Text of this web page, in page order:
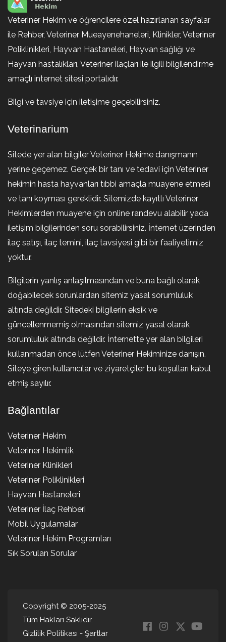
Veteriner Hekim ve öğrencilere özel hazırlanan sayfalar
ile Rehber, Veteriner Mueayenehaneleri, Klinikler, Veteriner
Poliklinikleri, Hayvan Hastaneleri, Hayvan sağlığı ve
Hayvan hastalıkları, Veteriner ilaçları ile ilgili bilgilendirme
amaçlı internet sitesi portalıdır.
Bilgi ve tavsiye için iletişime geçebilirsiniz.
Veterinarium
Sitede yer alan bilgiler Veteriner Hekime danışmanın
yerine geçemez. Gerçek bir tanı ve tedavi için Veteriner
hekimin hasta hayvanları tıbbi amaçla muayene etmesi
ve tanı koyması gereklidir. Sitemizde kayıtlı Veteriner
Hekimlerden muayene için online randevu alabilir yada
iletişim bilgilerinden soru sorabilirsiniz. İnternet üzerinden
ilaç satışı, ilaç temini, ilaç tavsiyesi gibi bir faaliyetimiz
yoktur.
Bilgilerin yanlış anlaşılmasından ve buna bağlı olarak
doğabilecek sorunlardan sitemiz yasal sorumluluk
altında değildir. Sitedeki bilgilerin eksik ve
güncellenmemiş olmasından sitemiz yasal olarak
sorumluluk altında değildir. İnternette yer alan bilgileri
kullanmadan önce lütfen Veteriner Hekiminize danışın.
Siteye giren kullanıcılar ve ziyaretçiler bu koşulları kabul
etmiş sayılır.
Bağlantılar
Veteriner Hekim
Veteriner Hekimlik
Veteriner Klinikleri
Veteriner Poliklinikleri
Hayvan Hastaneleri
Veteriner İlaç Rehberi
Mobil Uygulamalar
Veteriner Hekim Programları
Sık Sorulan Sorular
Copyright © 2005-2025
Tüm Hakları Saklıdır.
Gizlilik Politikası - Şartlar